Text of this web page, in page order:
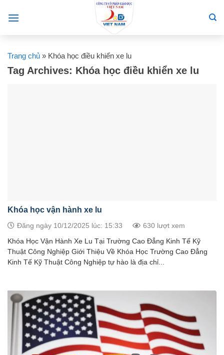
Trang chủ » Khóa học điều khiển xe lu
Tag Archives: Khóa học điều khiển xe lu
Khóa học vận hành xe lu
Đăng ngày 10/12/2025 lúc: 15:33 630 lượt xem
Khóa Học Vận Hành Xe Lu Tại Trường Cao Đẳng Kinh Tế Kỹ
Thuật Công Nghiệp Giới Thiệu Về Khóa Học Trường Cao Đẳng
Kinh Tế Kỹ Thuật Công Nghiệp tự hào là địa chỉ...